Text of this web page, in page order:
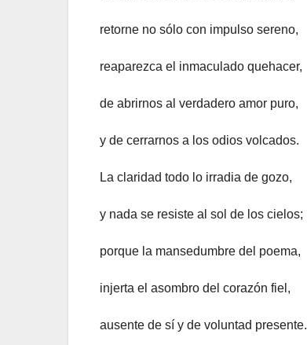
retorne no sólo con impulso sereno,
reaparezca el inmaculado quehacer,
de abrirnos al verdadero amor puro,
y de cerrarnos a los odios volcados.
La claridad todo lo irradia de gozo,
y nada se resiste al sol de los cielos;
porque la mansedumbre del poema,
injerta el asombro del corazón fiel,
ausente de sí y de voluntad presente.